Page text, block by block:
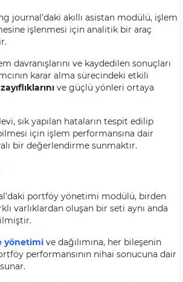
journal’daki akıllı asistan modülü, işlem
işlenmesi için analitik bir araç
davranışlarını ve kaydedilen sonuçları
karar alma sürecindeki etkili
ve güçlü yönleri ortaya
sık yapılan hataların tespit edilip
için işlem performansına dair
bir değerlendirme sunmaktır.
portföy yönetimi modülü, birden
varlıklardan oluşan bir seti aynı anda
yönetimi ve dağılımına, her bileşenin
performansının nihai sonucuna dair